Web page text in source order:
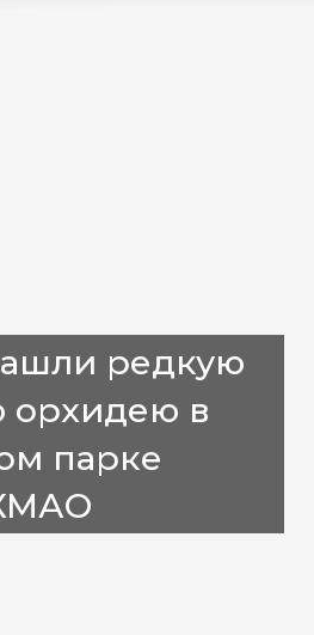
редкую
орхидею в
парке